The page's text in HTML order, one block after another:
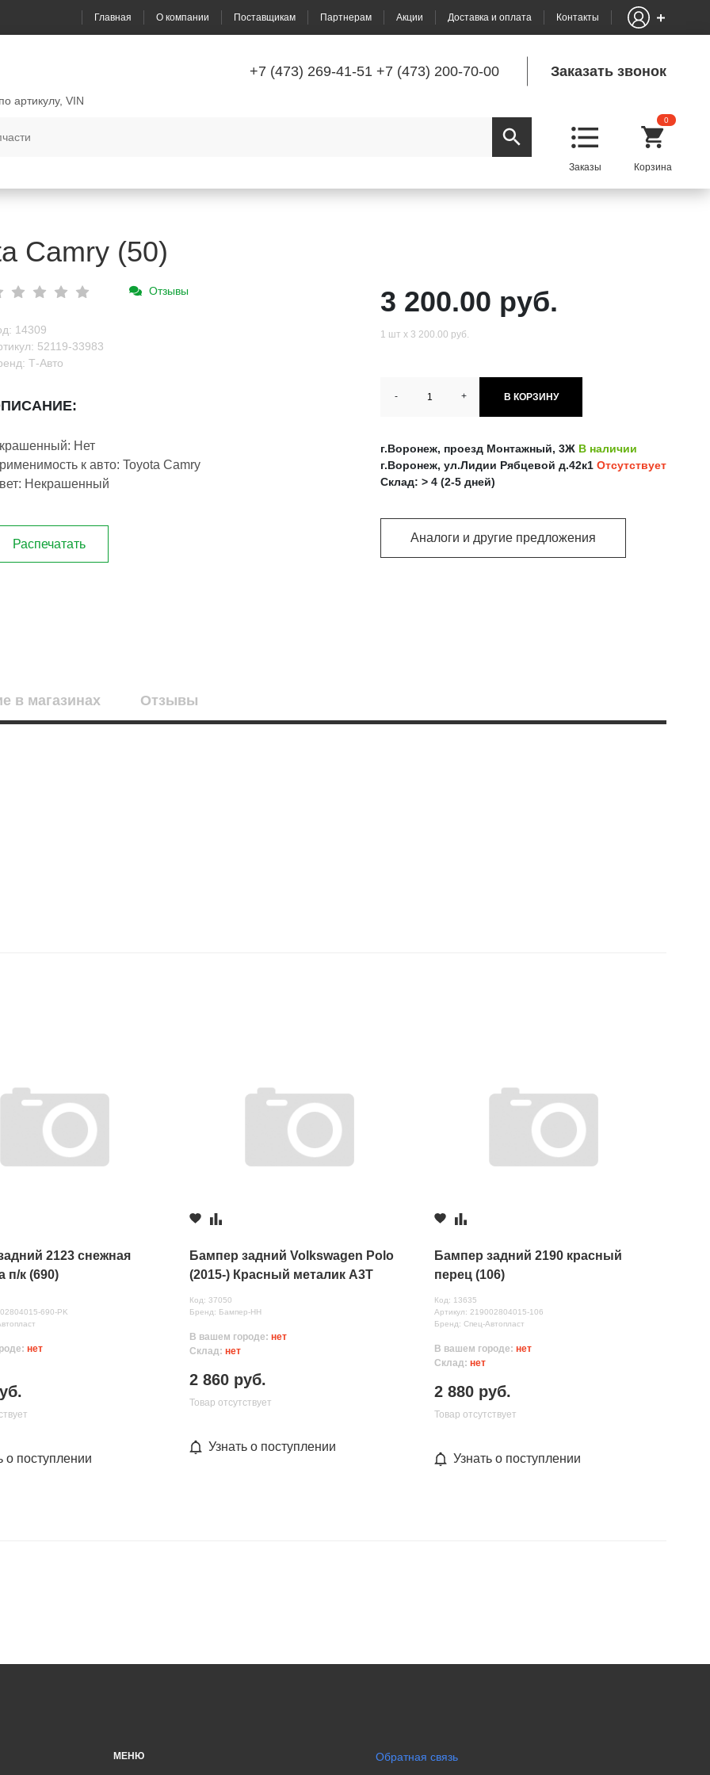
Главная О компании Поставщикам Партнерам Акции Доставка и оплата Контакты
+7 (473) 269-41-51 +7 (473) 200-70-00 Заказать звонок
по артикулу, VIN
0
Camry (50)
Отзывы
14309
52119-33983
Т-Авто
Нет
к авто: Toyota Camry
Некрашенный
Распечатать
3 200.00 руб.
1 шт х 3 200.00 руб.
- + В КОРЗИНУ
г.Воронеж, проезд Монтажный, 3Ж В наличии
г.Воронеж, ул.Лидии Рябцевой д.42к1 Отсутствует
Склад: > 4 (2-5 дней)
Аналоги и другие предложения
в магазинах Отзывы
2123 снежная
п/к (690)
690-PK
нет
о поступлении
Бампер задний Volkswagen Polo
(2015-) Красный металик A3T
Код: 37050
Бренд: Бампер-НН
В вашем городе: нет
Склад: нет
2 860 руб.
Товар отсутствует
Узнать о поступлении
Бампер задний 2190 красный
перец (106)
Код: 13635
Артикул: 219002804015-106
Бренд: Спец-Автопласт
В вашем городе: нет
Склад: нет
2 880 руб.
Товар отсутствует
Узнать о поступлении
МЕНЮ Обратная связь